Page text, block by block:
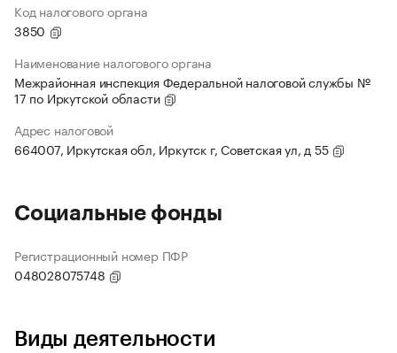
Код налогового органа
3850
Наименование налогового органа
Межрайонная инспекция Федеральной налоговой службы №
17 по Иркутской области
Адрес налоговой
664007, Иркутская обл, Иркутск г, Советская ул, д 55
Социальные фонды
Регистрационный номер ПФР
048028075748
Виды деятельности